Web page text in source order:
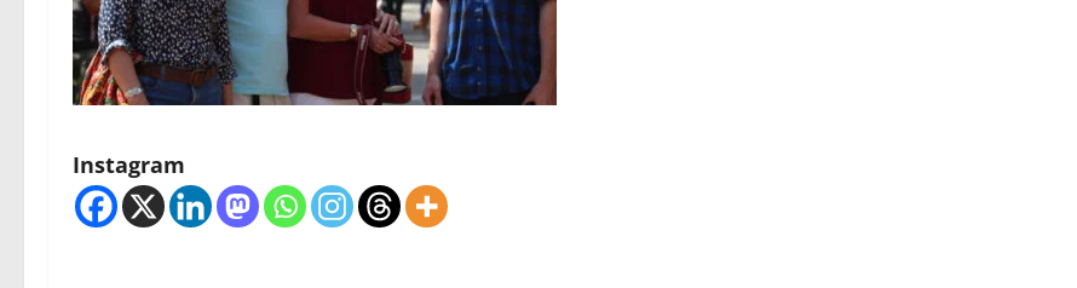
Instagram